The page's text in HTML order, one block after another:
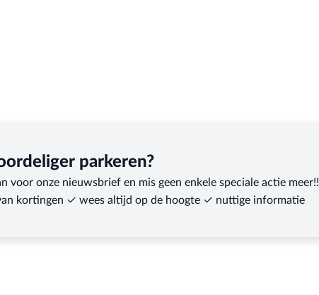
parkeren?
voor onze nieuwsbrief en mis geen enkele speciale actie meer!!
kortingen ✓ wees altijd op de hoogte ✓ nuttige informatie